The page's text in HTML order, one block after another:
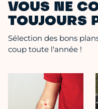
VOUS NE
TOUJOURS
Sélection des bons
coup toute l'année !